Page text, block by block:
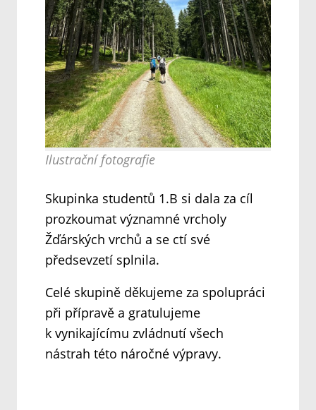
Ilustrační fotografie
Skupinka studentů 1.B si dala za cíl
prozkoumat významné vrcholy
Žďárských vrchů a se ctí své
předsevzetí splnila.
Celé skupině děkujeme za spolupráci
při přípravě a gratulujeme
k vynikajícímu zvládnutí všech
nástrah této náročné výpravy.